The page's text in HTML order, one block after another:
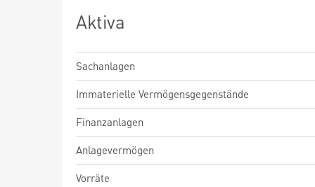
Aktiva
Sachanlagen
Immaterielle Vermögensgegenstände
Finanzanlagen
Anlagevermögen
Vorräte